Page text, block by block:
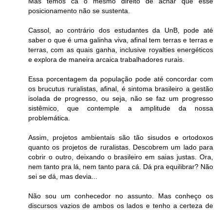
posicionamento não se sustenta.
Cassol, ao contrário dos estudantes da UnB, pode até
saber o que é uma galinha viva, afinal tem terras e terras e
terras, com as quais ganha, inclusive royalties energéticos
e explora de maneira arcaica trabalhadores rurais.
Essa porcentagem da população pode até concordar com
os brucutus ruralistas, afinal, é sintoma brasileiro a gestão
isolada de progresso, ou seja, não se faz um progresso
sistêmico, que contemple a amplitude da nossa
problemática.
Assim, projetos ambientais são tão sisudos e ortodoxos
quanto os projetos de ruralistas. Descobrem um lado para
cobrir o outro, deixando o brasileiro em saias justas. Ora,
nem tanto pra lá, nem tanto para cá. Dá pra equilibrar? Não
sei se dá, mas devia...
Não sou um conhecedor no assunto. Mas conheço os
discursos vazios de ambos os lados e tenho a certeza de